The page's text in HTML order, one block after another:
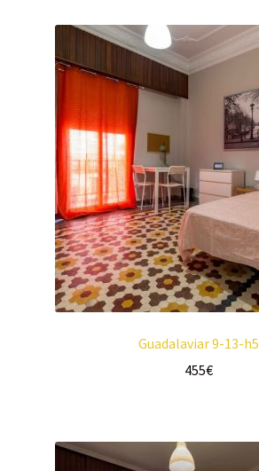
Guadalaviar 9-13-h5
455€